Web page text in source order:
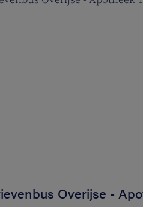
Overijse -